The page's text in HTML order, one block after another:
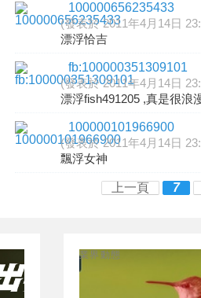
100000656235433
(發表於 2011年4月14日
漂浮恰吉
fb:100000351309101
(發表於 2011年4月14日
漂浮fish491205 ,真是很浪
100000101966900
(發表於 2011年4月14日
飄浮女神
上一頁 7
業界動態